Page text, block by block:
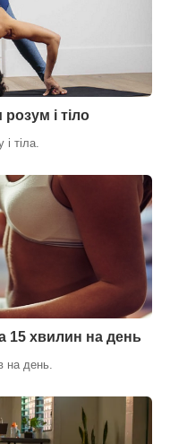
і тіло
тіла.
15 хвилин на день
на день.